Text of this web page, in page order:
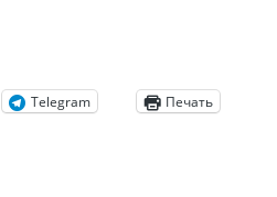
Telegram Печать